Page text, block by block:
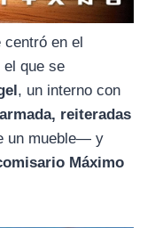
centró en el
que se
, un interno con
reiteradas
un mueble— y
Máximo